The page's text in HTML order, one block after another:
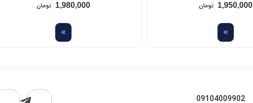
1,950,000 تومان 1,980,000 تومان
09104009902